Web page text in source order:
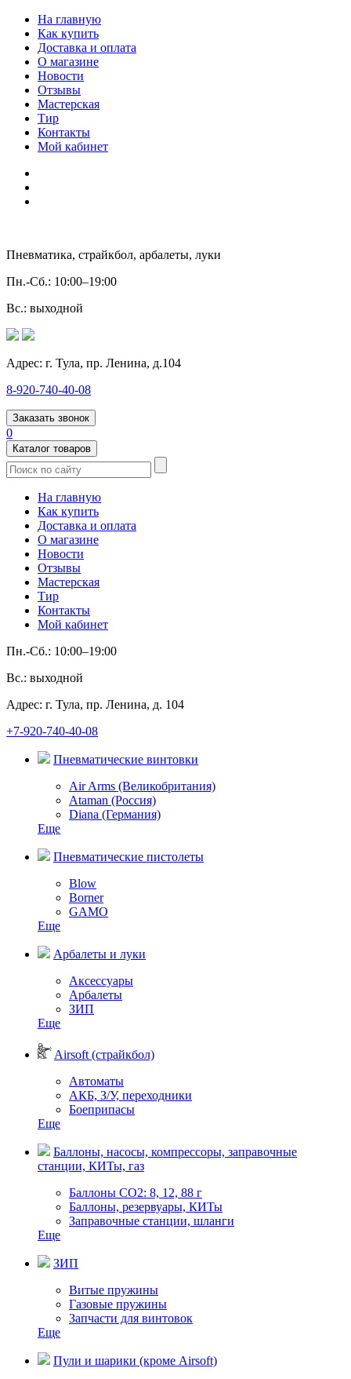
На главную
Как купить
Доставка и оплата
О магазине
Новости
Отзывы
Мастерская
Тир
Контакты
Мой кабинет
Пневматика, страйкбол, арбалеты, луки
Пн.-Сб.: 10:00–19:00
Вс.: выходной
Адрес: г. Тула, пр. Ленина, д.104
8-920-740-40-08
Заказать звонок
0
Каталог товаров
На главную
Как купить
Доставка и оплата
О магазине
Новости
Отзывы
Мастерская
Тир
Контакты
Мой кабинет
Пн.-Сб.: 10:00–19:00
Вс.: выходной
Адрес: г. Тула, пр. Ленина, д. 104
+7-920-740-40-08
Пневматические винтовки
Air Arms (Великобритания)
Ataman (Россия)
Diana (Германия)
Еще
Пневматические пистолеты
Blow
Borner
GAMO
Еще
Арбалеты и луки
Аксессуары
Арбалеты
ЗИП
Еще
Airsoft (страйкбол)
Автоматы
АКБ, З/У, переходники
Боеприпасы
Еще
Баллоны, насосы, компрессоры, заправочные
станции, КИТы, газ
Баллоны СО2: 8, 12, 88 г
Баллоны, резервуары, КИТы
Заправочные станции, шланги
Еще
ЗИП
Витые пружины
Газовые пружины
Запчасти для винтовок
Еще
Пули и шарики (кроме Airsoft)